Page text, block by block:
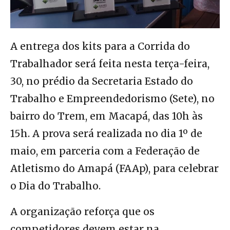
A entrega dos kits para a Corrida do
Trabalhador será feita nesta terça-feira,
30, no prédio da Secretaria Estado do
Trabalho e Empreendedorismo (Sete), no
bairro do Trem, em Macapá, das 10h às
15h. A prova será realizada no dia 1º de
maio, em parceria com a Federação de
Atletismo do Amapá (FAAp), para celebrar
o Dia do Trabalho.
A organização reforça que os